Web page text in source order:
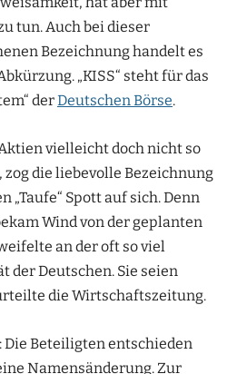
tun. Auch bei dieser
Bezeichnung handelt es
„KISS“ steht für das
derDeutschen Börse.
vielleicht doch nicht so
die liebevolle Bezeichnung
„Taufe“ Spott auf sich. Denn
Wind von der geplanten
an der oft so viel
der Deutschen. Sie seien
die Wirtschaftszeitung.
Die Beteiligten entschieden
Namensänderung. Zur